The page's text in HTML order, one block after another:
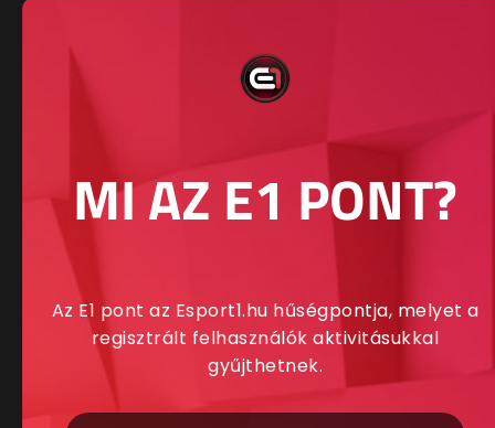
MI AZ E1 PONT?
Az E1 pont az Esport1.hu hűségpontja, melyet a
regisztrált felhasználók aktivitásukkal
gyűjthetnek.